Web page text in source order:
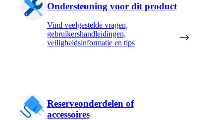
Ondersteuning voor dit product
Vind veelgestelde vragen,
gebruikershandleidingen,
veiligheidsinformatie en tips
Reserveonderdelen of
accessoires